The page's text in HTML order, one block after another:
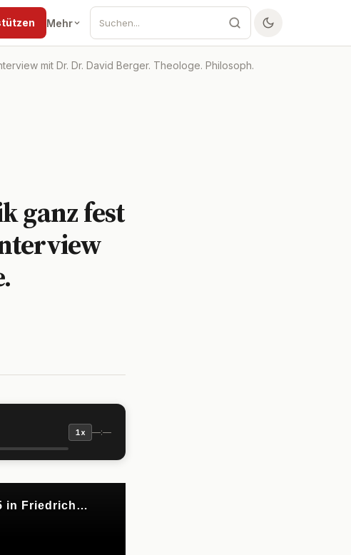
Mehr
mit Dr. Dr. David Berger. Theologe. Philosoph.
ganz fest
1x —:—